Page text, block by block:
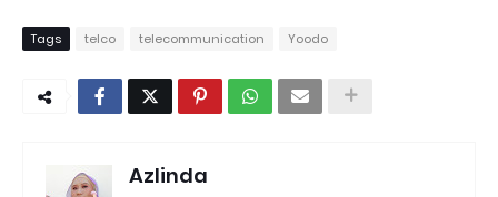
Tags telco telecommunication Yoodo
Azlinda